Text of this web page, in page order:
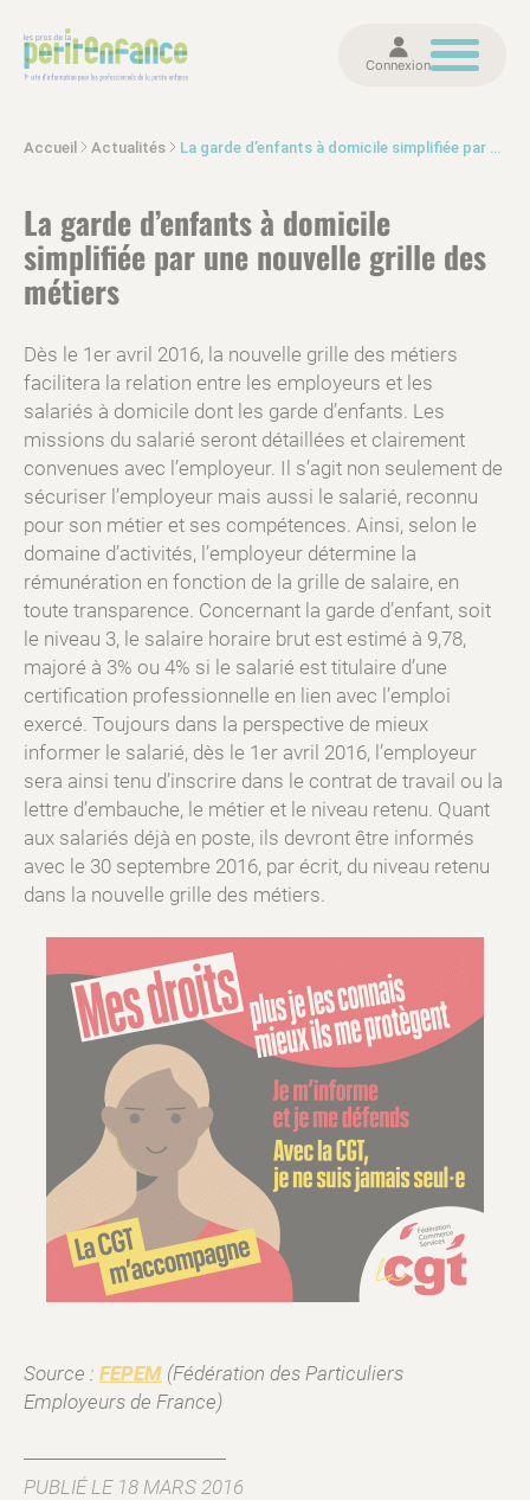
Connexion
Accueil Actualités La garde d’enfants à domicile simplifiée par une nouvelle grille des métiers
La garde d’enfants à domicile
simplifiée par une nouvelle grille des
métiers
Dès le 1er avril 2016, la nouvelle grille des métiers
facilitera la relation entre les employeurs et les
salariés à domicile dont les garde d’enfants. Les
missions du salarié seront détaillées et clairement
convenues avec l’employeur. Il s’agit non seulement de
sécuriser l’employeur mais aussi le salarié, reconnu
pour son métier et ses compétences. Ainsi, selon le
domaine d’activités, l’employeur détermine la
rémunération en fonction de la grille de salaire, en
toute transparence. Concernant la garde d’enfant, soit
le niveau 3, le salaire horaire brut est estimé à 9,78,
majoré à 3% ou 4% si le salarié est titulaire d’une
certification professionnelle en lien avec l’emploi
exercé. Toujours dans la perspective de mieux
informer le salarié, dès le 1er avril 2016, l’employeur
sera ainsi tenu d’inscrire dans le contrat de travail ou la
lettre d’embauche, le métier et le niveau retenu. Quant
aux salariés déjà en poste, ils devront être informés
avec le 30 septembre 2016, par écrit, du niveau retenu
dans la nouvelle grille des métiers.
Source : FEPEM (Fédération des Particuliers
Employeurs de France)
PUBLIÉ LE 18 MARS 2016